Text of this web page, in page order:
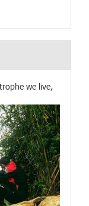
we live,